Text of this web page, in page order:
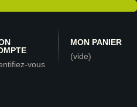
vous
MON PANIER
(vide)